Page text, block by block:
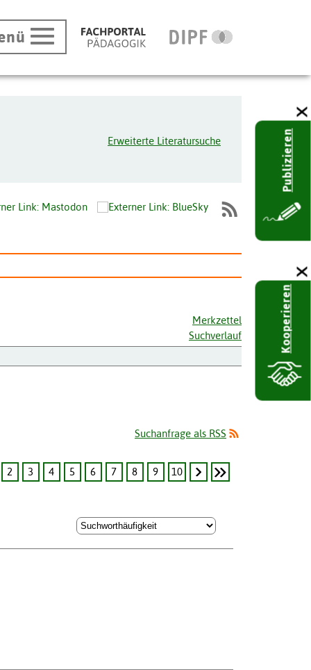
Erweiterte Literatursuche
Merkzettel
Suchverlauf
Suchanfrage als RSS
2 3 4 5 6 7 8 9 10
Publizieren
Kooperieren